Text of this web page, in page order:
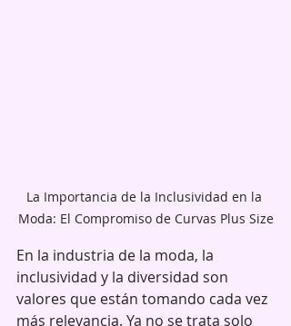
La Importancia de la Inclusividad en la
Moda: El Compromiso de Curvas Plus Size
En la industria de la moda, la
inclusividad y la diversidad son
valores que están tomando cada vez
más relevancia. Ya no se trata solo